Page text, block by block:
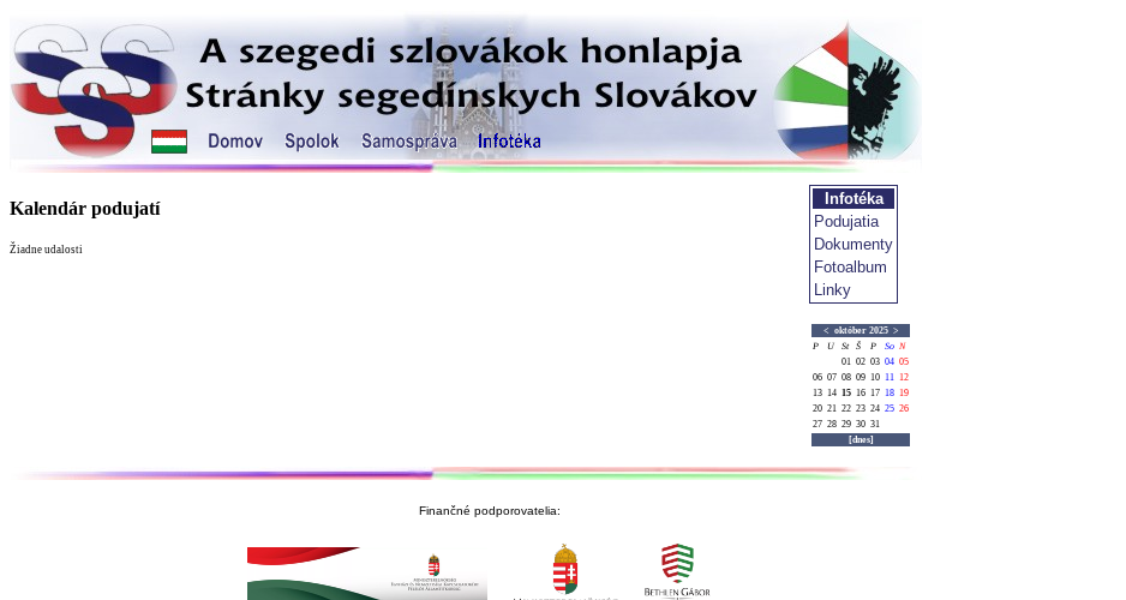
Kalendár podujatí
Žiadne udalosti
Infotéka
Podujatia
Dokumenty
Fotoalbum
Linky
< október 2025 >
P
U St Š P So N
01 02 03 04 05
06 07 08 09 10 11 12
13 14 15 16 17 18 19
20 21 22 23 24 25 26
27 28 29 30 31
[dnes]
Finančné podporovatelia: